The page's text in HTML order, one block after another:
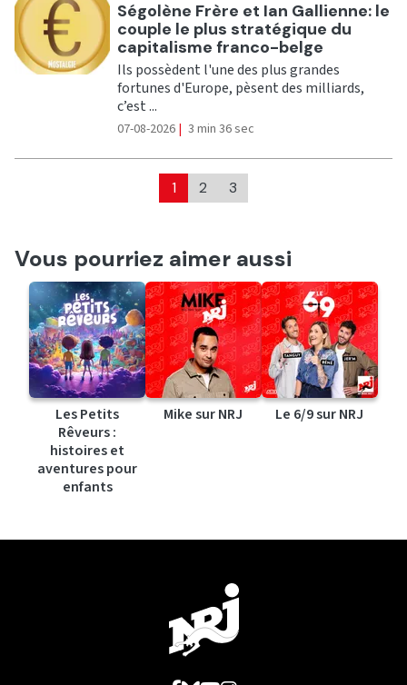
Ecouter
Ségolène Frère et Ian Gallienne: le
couple le plus stratégique du
capitalisme franco-belge
Ils possèdent l'une des plus grandes
fortunes d'Europe, pèsent des milliards,
c’est ...
07-08-2026 | 3 min 36 sec
1 2 3
Vous pourriez aimer aussi
Les Petits
Rêveurs :
histoires et
aventures pour
enfants
Mike sur NRJ Le 6/9 sur NRJ